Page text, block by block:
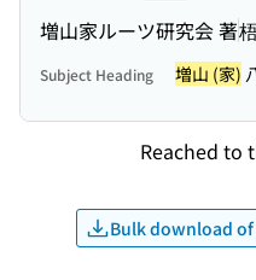
増山家ルーツ研究会 著
Subject Heading 増山 (家)
Reached to
Bulk download